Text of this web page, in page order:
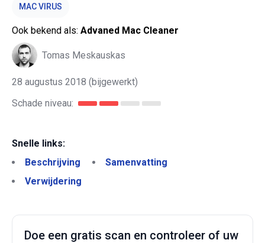
MAC VIRUS
Ook bekend als: Advaned Mac Cleaner
Tomas Meskauskas
28 augustus 2018 (bijgewerkt)
Schade niveau:
Snelle links:
Beschrijving
Samenvatting
Verwijdering
Doe een gratis scan en controleer of uw